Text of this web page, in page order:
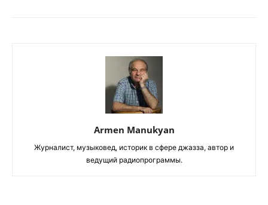
Armen Manukyan
Журналист, музыковед, историк в сфере джазза, автор и
ведущий радиопрограммы.